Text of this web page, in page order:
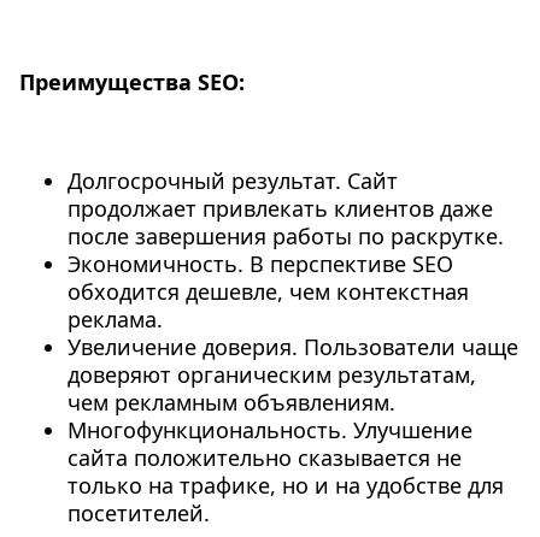
Преимущества SEO:
Долгосрочный результат. Сайт
продолжает привлекать клиентов даже
после завершения работы по раскрутке.
Экономичность. В перспективе SEO
обходится дешевле, чем контекстная
реклама.
Увеличение доверия. Пользователи чаще
доверяют органическим результатам,
чем рекламным объявлениям.
Многофункциональность. Улучшение
сайта положительно сказывается не
только на трафике, но и на удобстве для
посетителей.